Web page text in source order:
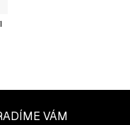
VÁM